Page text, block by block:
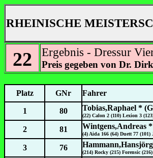
RHEINISCHE
22 Ergebnis - Dressur
Preis gegeben von Dr.
Platz GNr Fahrer
1 80 Tobias,Raphael *
(22) Calon 2 (110) Lexion 3
2 81 Wintgens,Andreas
(4) Aida 166 (64) Duett 77
3 76
(214) Rocky (215) Forensic